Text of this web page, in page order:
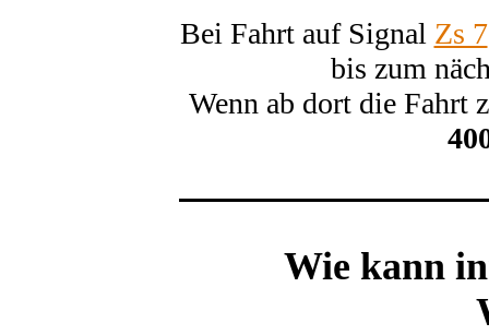
Bei Fahrt auf Signal Zs 7
bis zum
Wenn ab dort die Fahrt
Wie kann